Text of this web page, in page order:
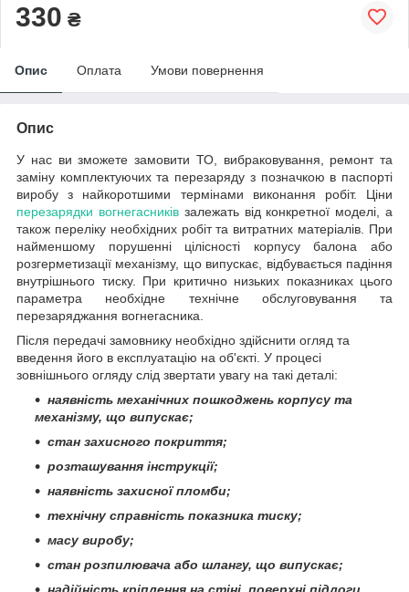
330 ₴
Опис Оплата Умови повернення
Опис
У нас ви зможете замовити ТО, вибраковування, ремонт та
заміну комплектуючих та перезаряду з позначкою в паспорті
виробу з найкоротшими термінами виконання робіт. Ціни
перезарядки вогнегасниківзалежать від конкретної моделі, а
також переліку необхідних робіт та витратних матеріалів. При
найменшому порушенні цілісності корпусу балона або
розгерметизації механізму, що випускає, відбувається падіння
внутрішнього тиску. При критично низьких показниках цього
параметра необхідне технічне обслуговування та
перезаряджання вогнегасника.
Після передачі замовнику необхідно здійснити огляд та
введення його в експлуатацію на об'єкті. У процесі
зовнішнього огляду слід звертати увагу на такі деталі:
наявність механічних пошкоджень корпусу та
механізму, що випускає;
стан захисного покриття;
розташування інструкції;
наявність захисної пломби;
технічну справність показника тиску;
масу виробу;
стан розпилювача або шлангу, що випускає;
надійність кріплення на стіні, поверхні підлоги